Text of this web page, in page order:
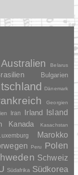
Australien Belarus
Bulgarien
Dänemark
Georgien
Iran Irland
Island
Kanada Kasachstan
Marokko
Peru
Polen
Schweiz
Südafrika Südkorea